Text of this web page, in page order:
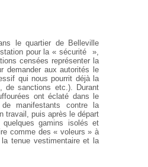
le quartier de Belleville
pour la « sécurité »,
censées représenter la
demander aux autorités le
qui nous pourrit déjà la
de sanctions etc.). Durant
ontéclaté dans le
manifestants contre la
travail, puis après le départ
quelques gamins isolés et
comme des « voleurs » à
tenue vestimentaire et la